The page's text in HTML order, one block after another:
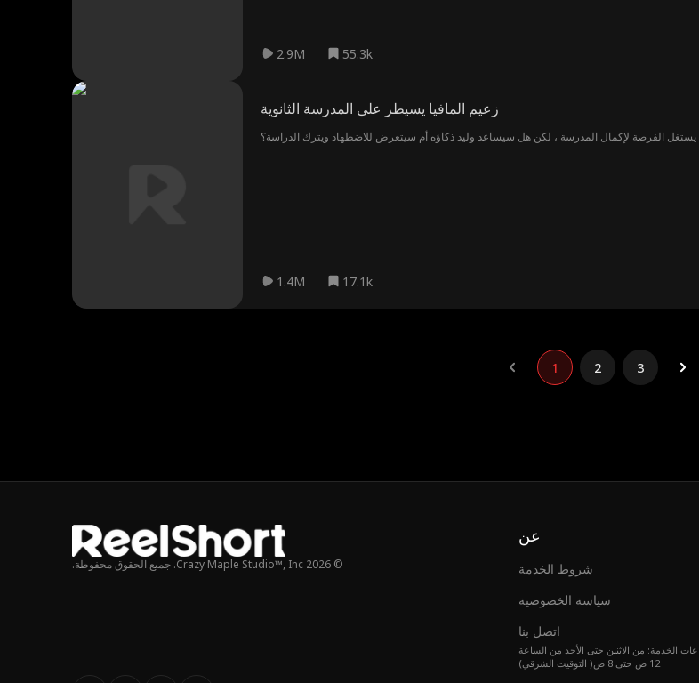
2.9M 55.3k
زعيم المافيا يسيطر على المدرسة الثانوية
الفرصة لإكمال المدرسة ، لكن هل سيساعد وليد ذكاؤه أم سيتعرض للاضطهاد ويترك الدراسة؟
1.4M 17.1k
1 2 3
© 2026 Crazy Maple Studio™, Inc. جميع الحقوق محفوظة.
عن
شروط الخدمة
سياسة الخصوصية
اتصل بنا
الخدمة: من الاثنين حتى الأحد من الساعة
12 ص حتى 8 ص( التوقيت الشرقي)